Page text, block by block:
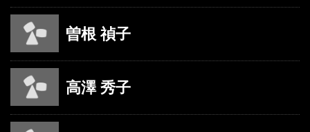
曽根 禎子
高澤 秀子